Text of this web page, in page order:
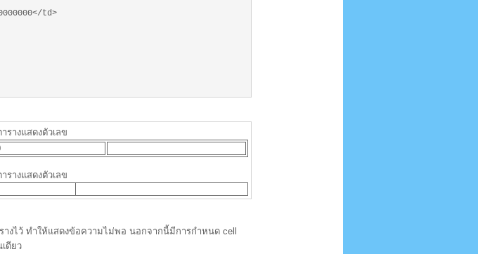
td>
ารางแสดงตัวเลข
ารางแสดงตัวเลข
างไว้ ทำให้แสดงข้อความไม่พอ นอกจากนี้มีการกำหนด cell
ดียว